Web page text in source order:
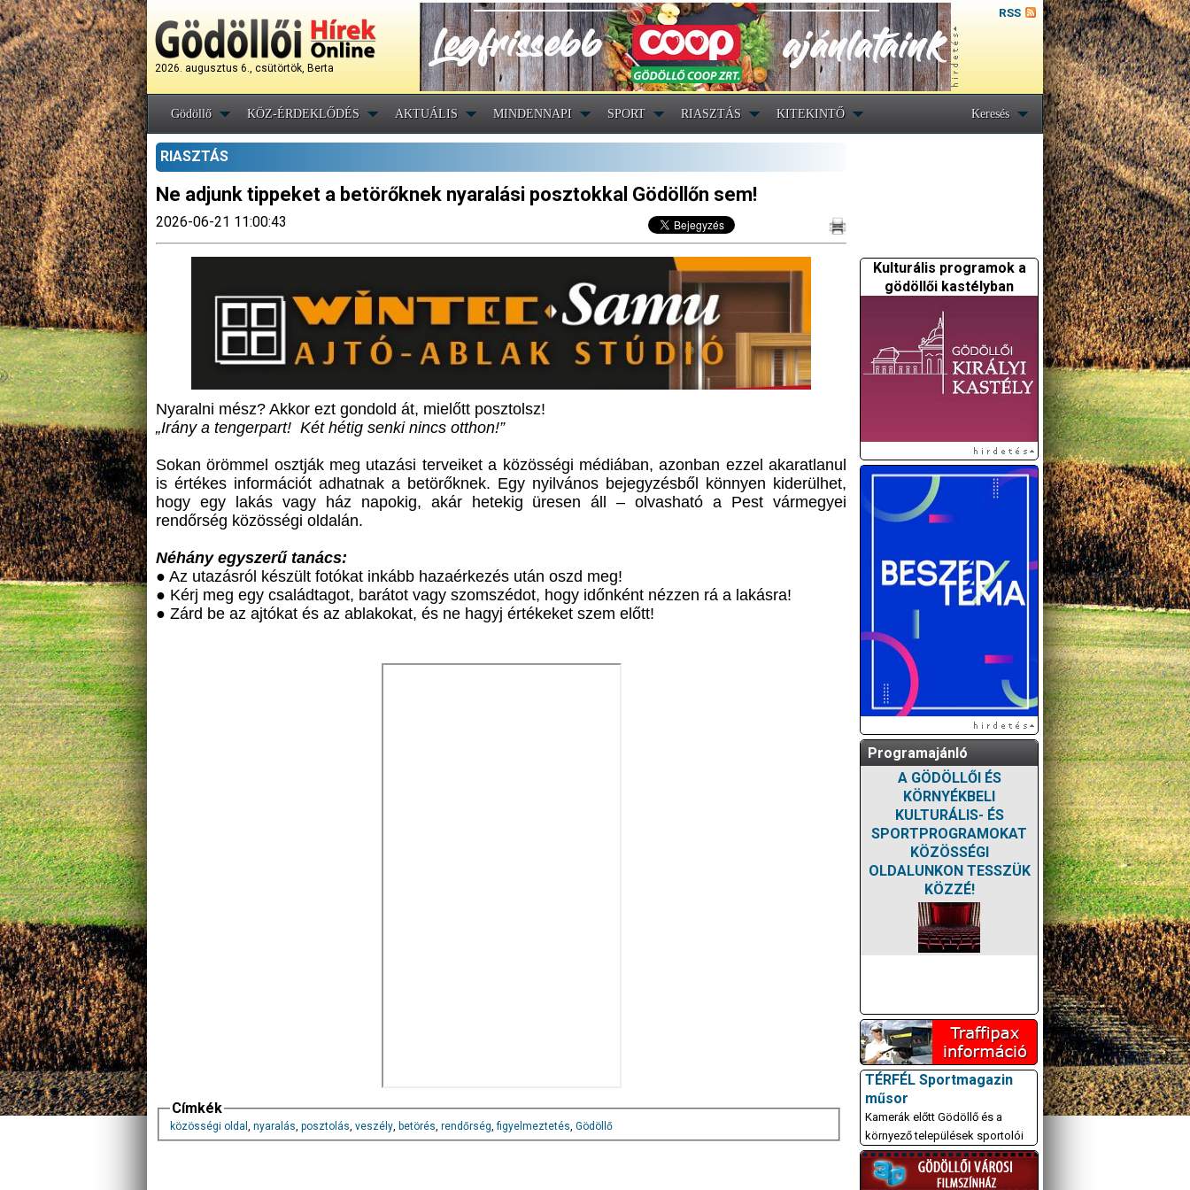
2026. augusztus 6., csütörtök, Berta
RSS
Gödöllő KÖZ-ÉRDEKLŐDÉS AKTUÁLIS MINDENNAPI SPORT RIASZTÁS KITEKINTŐ Keresés
RIASZTÁS
Ne adjunk tippeket a betörőknek nyaralási posztokkal Gödöllőn sem!
2026-06-21 11:00:43
Nyaralni mész? Akkor ezt gondold át, mielőtt posztolsz!
„Irány a tengerpart! Két hétig senki nincs otthon!”
Sokan örömmel osztják meg utazási terveiket a közösségi médiában, azonban ezzel akaratlanul
is értékes információt adhatnak a betörőknek. Egy nyilvános bejegyzésből könnyen kiderülhet,
hogy egy lakás vagy ház napokig, akár hetekig üresen áll – olvasható a Pest vármegyei
rendőrség közösségi oldalán.
Néhány egyszerű tanács:
● Az utazásról készült fotókat inkább hazaérkezés után oszd meg!
● Kérj meg egy családtagot, barátot vagy szomszédot, hogy időnként nézzen rá a lakásra!
● Zárd be az ajtókat és az ablakokat, és ne hagyj értékeket szem előtt!
Címkék
közösségi oldal , nyaralás, posztolás, veszély, betörés, rendőrség,figyelmeztetés, Gödöllő
Kulturális programok a
gödöllői kastélyban
Programajánló
A GÖDÖLLŐI ÉS
KÖRNYÉKBELI
KULTURÁLIS- ÉS
SPORTPROGRAMOKAT
KÖZÖSSÉGI
OLDALUNKON TESSZÜK
KÖZZÉ!
TÉRFÉL Sportmagazin
műsor
Kamerák előtt Gödöllő és a
környező települések sportolói